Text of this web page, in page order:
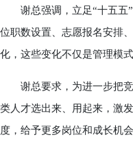
谢总强调，立足“十五五”
位职数设置、志愿报名安排
化，这些变化不仅是管理模
谢总要求，为进一步把竞
类人才选出来、用起来，激
度，给予更多岗位和成长机